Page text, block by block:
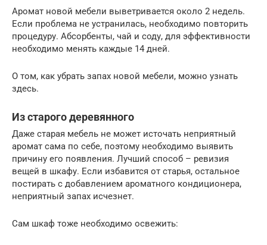
Аромат новой мебели выветривается около 2 недель.
Если проблема не устранилась, необходимо повторить
процедуру. Абсорбенты, чай и соду, для эффективности
необходимо менять каждые 14 дней.
О том, как убрать запах новой мебели, можно узнать
здесь.
Из старого деревянного
Даже старая мебель не может источать неприятный
аромат сама по себе, поэтому необходимо выявить
причину его появления. Лучший способ – ревизия
вещей в шкафу. Если избавится от старья, остальное
постирать с добавлением ароматного кондиционера,
неприятный запах исчезнет.
Сам шкаф тоже необходимо освежить: